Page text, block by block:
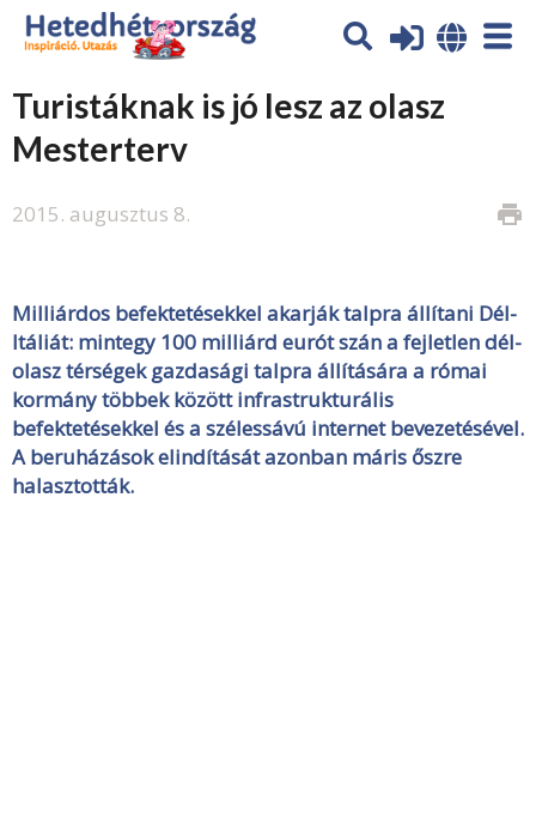
Turistáknak is jó lesz az olasz
Mesterterv
2015. augusztus 8. print
Milliárdos befektetésekkel akarják talpra állítani Dél-
Itáliát: mintegy 100 milliárd eurót szán a fejletlen dél-
olasz térségek gazdasági talpra állítására a római
kormány többek között infrastrukturális
befektetésekkel és a szélessávú internet bevezetésével.
A beruházások elindítását azonban máris őszre
halasztották.